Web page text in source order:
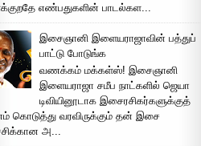
எண்பதுகளின் பாடல்கள...
இசைஞானி இளையராஜாவின் பத்துப்
பாட்டு போடுங்க
வணக்கம் மக்கள்ஸ்! இசைஞானி
இளையராஜா சமீப நாட்களில் ஜெயா
டிவியினூடாக இசைரசிகர்களுக்குத்
கொடுத்து வரவிருக்கும் தன் இசை
அ...